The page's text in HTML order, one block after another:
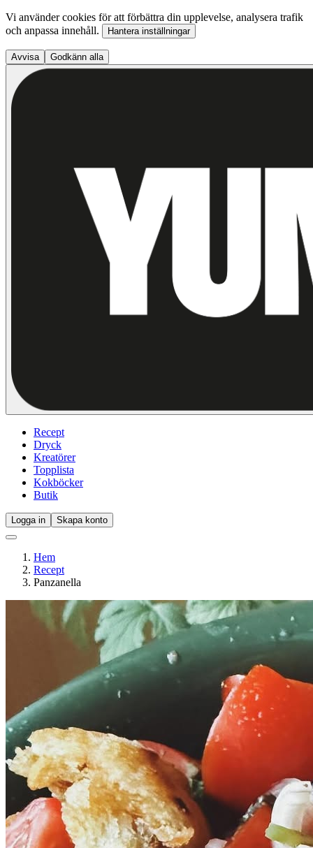
Vi använder cookies för att förbättra din upplevelse, analysera trafik
och anpassa innehåll.
Hantera inställningar
Avvisa Godkänn alla
Recept
Dryck
Kreatörer
Topplista
Kokböcker
Butik
Logga in Skapa konto
Hem
Recept
Panzanella